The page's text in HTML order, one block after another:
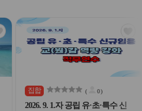
심
아
콘
집합 ( 0)
2026. 9. 1.자 공립 유·초·특수 신